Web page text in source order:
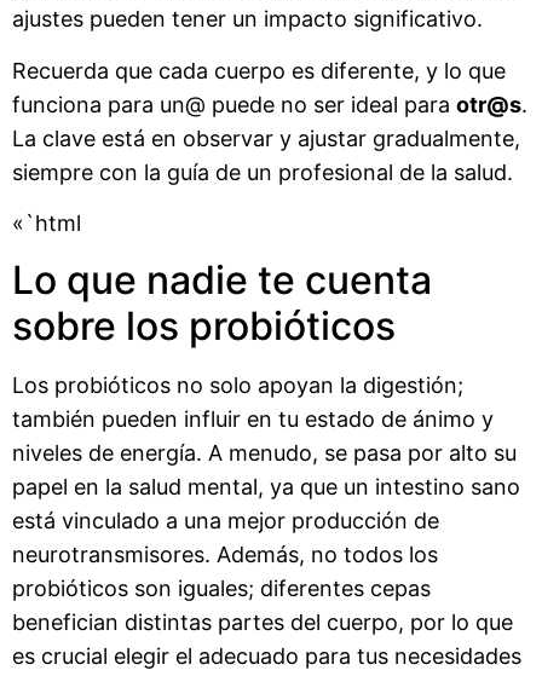
ajustes pueden tener un impacto significativo.
Recuerda que cada cuerpo es diferente, y lo que
funciona para un@ puede no ser ideal para otr@s.
La clave está en observar y ajustar gradualmente,
siempre con la guía de un profesional de la salud.
«`html
Lo que nadie te cuenta
sobre los probióticos
Los probióticos no solo apoyan la digestión;
también pueden influir en tu estado de ánimo y
niveles de energía. A menudo, se pasa por alto su
papel en la salud mental, ya que un intestino sano
está vinculado a una mejor producción de
neurotransmisores. Además, no todos los
probióticos son iguales; diferentes cepas
benefician distintas partes del cuerpo, por lo que
es crucial elegir el adecuado para tus necesidades